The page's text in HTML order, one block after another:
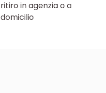
ritiro in agenzia o a
domicilio